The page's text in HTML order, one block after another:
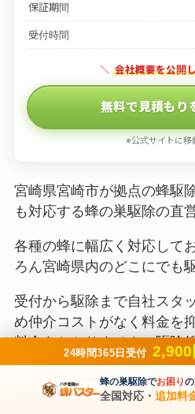
保証期間
受付時間
＼ 会社概要を公開
無料で見積もり
※公式サイトに移
宮崎県宮崎市が拠点の蜂駆
も対応する蜂の巣駆除の直
各種の蜂に幅広く対応して
ろん宮崎県内のどこにでも
受付から駆除まで自社スタ
め仲介コストがなく料金を
料金もかかりません。駆除
きです。
年中無休（お盆も営業）・
24時間365日受付 2,900
蜂の巣駆除でお困り
全国対応・追加料